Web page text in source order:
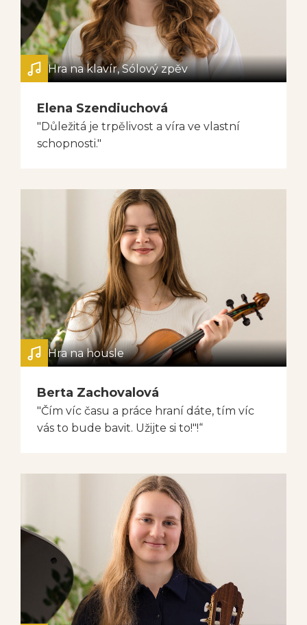
Hra na klavír, Sólový zpěv
Elena Szendiuchová
"Důležitá je trpělivost a víra ve vlastní
schopnosti."
Hra na housle
Berta Zachovalová
"Čím víc času a práce hraní dáte, tím víc
vás to bude bavit. Užijte si to!"!“